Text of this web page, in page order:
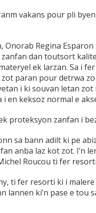
vakans pour pli
Onorab Regina
dan toutsort
ek larzan. Sa i
paran pour detrwa
i ki souvan letan
en keksoz normal e
proteksyon zanfan i
sa bann adilt ki pe
anba laz kot zot. I’n
Roucou ti fer
ti fer resorti ki i
lannen ki’n pase e tou